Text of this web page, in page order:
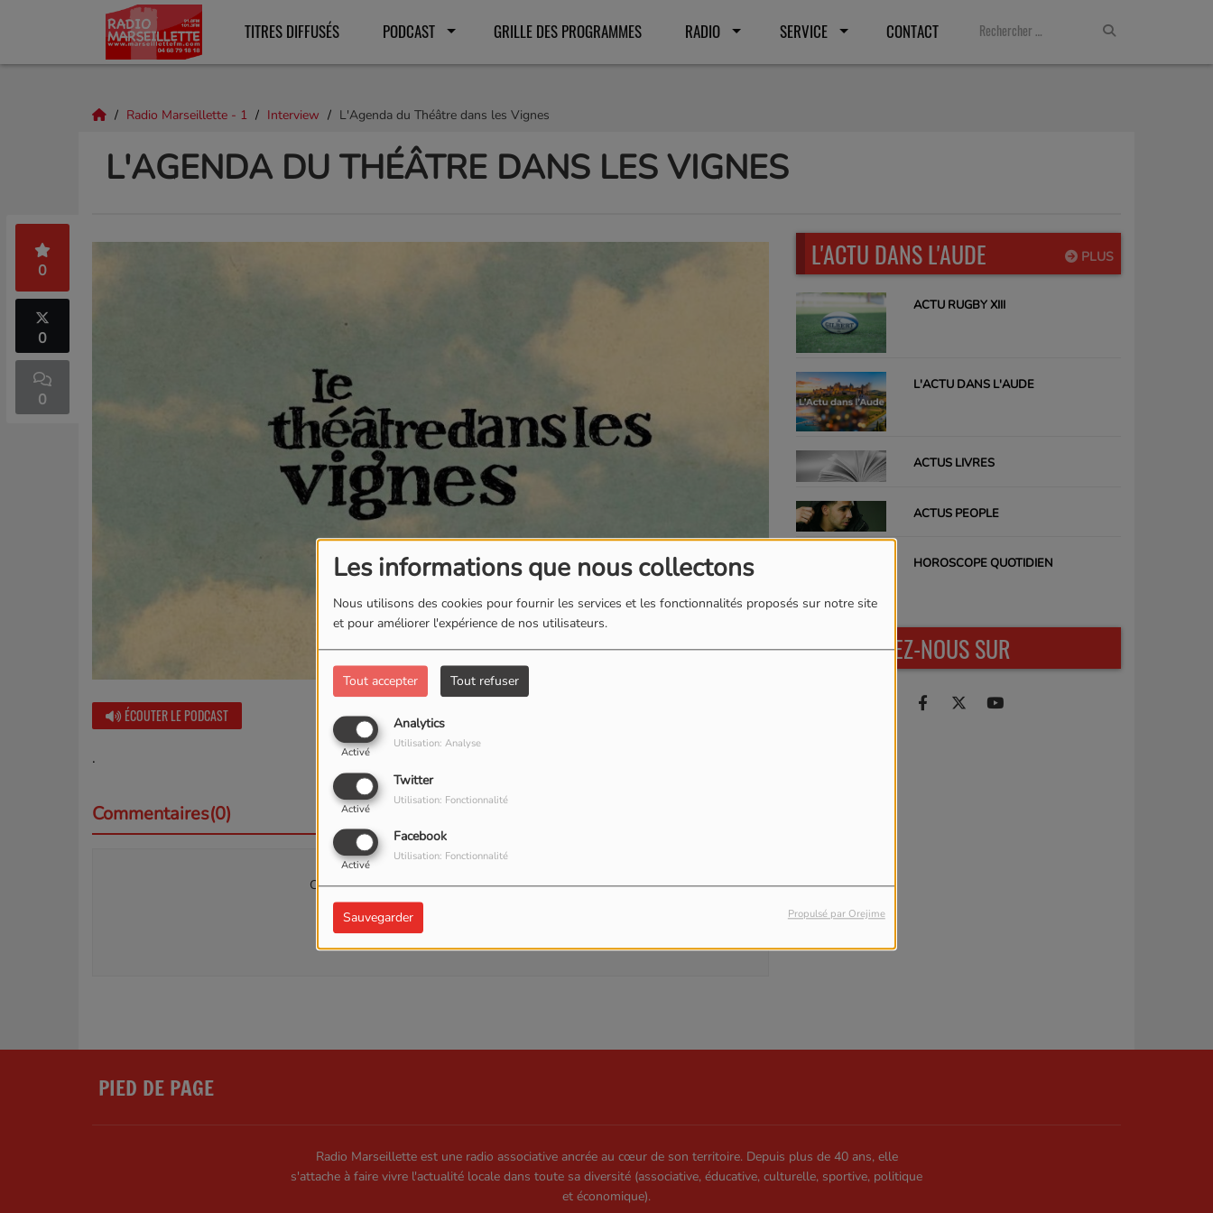
Les informations que nous collectons
Nous utilisons des cookies pour fournir les services et les fonctionnalités proposés sur notre site
et pour améliorer l'expérience de nos utilisateurs.
Tout accepter Tout refuser
Analytics
Activé
Utilisation: Analyse
Twitter
Activé
Utilisation: Fonctionnalité
Facebook
Activé
Utilisation: Fonctionnalité
Sauvegarder Propulsé par Orejime
TITRES DIFFUSÉS PODCAST GRILLE DES PROGRAMMES RADIO SERVICE CONTACT
Radio Marseillette - 1 Interview L'Agenda du Théâtre dans les Vignes
L'AGENDA DU THÉÂTRE DANS LES VIGNES
0
0
0
ÉCOUTER LE PODCAST
.
Commentaires(0)
Connectez-vous pour commenter cet article
SE CONNECTER
PLUS
L'ACTU DANS L'AUDE
ACTU RUGBY XIII
L'ACTU DANS L'AUDE
ACTUS LIVRES
ACTUS PEOPLE
HOROSCOPE QUOTIDIEN
RETROUVEZ-NOUS SUR
PIED DE PAGE
Radio Marseillette est une radio associative ancrée au cœur de son territoire. Depuis plus de 40 ans, elle
s'attache à faire vivre l'actualité locale dans toute sa diversité (associative, éducative, culturelle, sportive, politique
et économique).